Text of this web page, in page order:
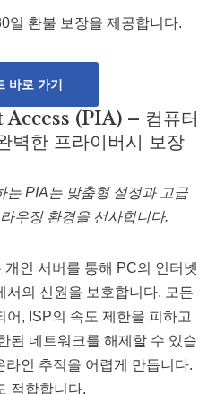
일 환불 보장을 제공합니다.
바로 가기
(PIA) – 컴퓨터
벽한 프라이버시 보장
는 PIA는 맞춤형 설정과 고급
우징 환경을 선사합니다.
개인 서버를 통해 PC의 인터넷
서의 신원을 보호합니다. 모든
, ISP의 속도 제한을 피하고
된 네트워크를 해제할 수 있습
라인 추적을 어렵게 만듭니다​​.
적합합니다.